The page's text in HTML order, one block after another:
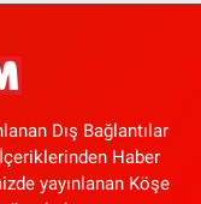
Dış Bağlantılar
İçeriklerinden Haber
yayınlanan Köşe